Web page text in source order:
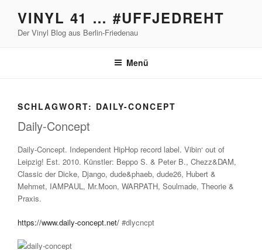
Inhalt
springen
VINYL 41 … #UFFJEDREHT
Der Vinyl Blog aus Berlin-Friedenau
Menü
SCHLAGWORT: DAILY-CONCEPT
Daily-Concept
Daily-Concept. Independent HipHop record label. Vibin‘ out of
Leipzig! Est. 2010. Künstler: Beppo S. & Peter B., Chezz&DAM,
Classic der Dicke, Django, dude&phaeb, dude26, Hubert &
Mehmet, IAMPAUL, Mr.Moon, WARPATH, Soulmade, Theorie &
Praxis.
https://www.daily-concept.net/ #dlycncpt